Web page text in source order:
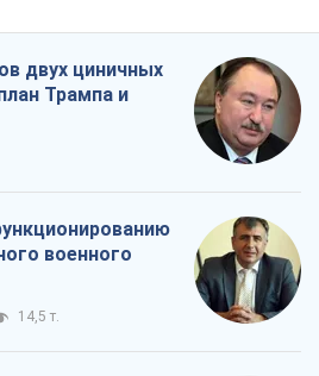
двух циничных
Трампа и
военного
14,5 т.